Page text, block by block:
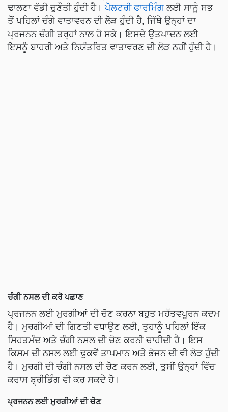
ਢਾਲਣਾ ਵੱਡੀ ਚੁਣੌਤੀ ਹੁੰਦੀ ਹੈ।ਪੋਲਟਰੀ ਫਾਰਮਿੰਗ ਲਈ ਸਾਨੂੰ ਸਭ
ਤੋਂ ਪਹਿਲਾਂ ਚੰਗੇ ਵਾਤਾਵਰਨ ਦੀ ਲੋੜ ਹੁੰਦੀ ਹੈ, ਜਿੱਥੇ ਉਨ੍ਹਾਂ ਦਾ
ਪ੍ਰਜਨਨ ਚੰਗੀ ਤਰ੍ਹਾਂ ਨਾਲ ਹੋ ਸਕੇ। ਇਸਦੇ ਉਤਪਾਦਨ ਲਈ
ਇਸਨੂੰ ਬਾਹਰੀ ਅਤੇ ਨਿਯੰਤਰਿਤ ਵਾਤਾਵਰਣ ਦੀ ਲੋੜ ਨਹੀਂ ਹੁੰਦੀ ਹੈ।
ਚੰਗੀ ਨਸਲ ਦੀ ਕਰੋ ਪਛਾਣ
ਪ੍ਰਜਨਨ ਲਈ ਮੁਰਗੀਆਂ ਦੀ ਚੋਣ ਕਰਨਾ ਬਹੁਤ ਮਹੱਤਵਪੂਰਨ ਕਦਮ
ਹੈ। ਮੁਰਗੀਆਂ ਦੀ ਗਿਣਤੀ ਵਧਾਉਣ ਲਈ, ਤੁਹਾਨੂੰ ਪਹਿਲਾਂ ਇੱਕ
ਸਿਹਤਮੰਦ ਅਤੇ ਚੰਗੀ ਨਸਲ ਦੀ ਚੋਣ ਕਰਨੀ ਚਾਹੀਦੀ ਹੈ। ਇਸ
ਕਿਸਮ ਦੀ ਨਸਲ ਲਈ ਢੁਕਵੇਂ ਤਾਪਮਾਨ ਅਤੇ ਭੋਜਨ ਦੀ ਵੀ ਲੋੜ ਹੁੰਦੀ
ਹੈ। ਮੁਰਗੀ ਦੀ ਚੰਗੀ ਨਸਲ ਦੀ ਚੋਣ ਕਰਨ ਲਈ, ਤੁਸੀਂ ਉਨ੍ਹਾਂ ਵਿੱਚ
ਕਰਾਸ ਬ੍ਰੀਡਿੰਗ ਵੀ ਕਰ ਸਕਦੇ ਹੋ।
ਪ੍ਰਜਨਨ ਲਈ ਮੁਰਗੀਆਂ ਦੀ ਚੋਣ